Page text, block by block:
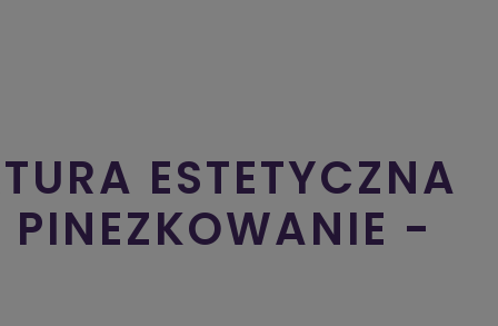
ESTETYCZNA
-